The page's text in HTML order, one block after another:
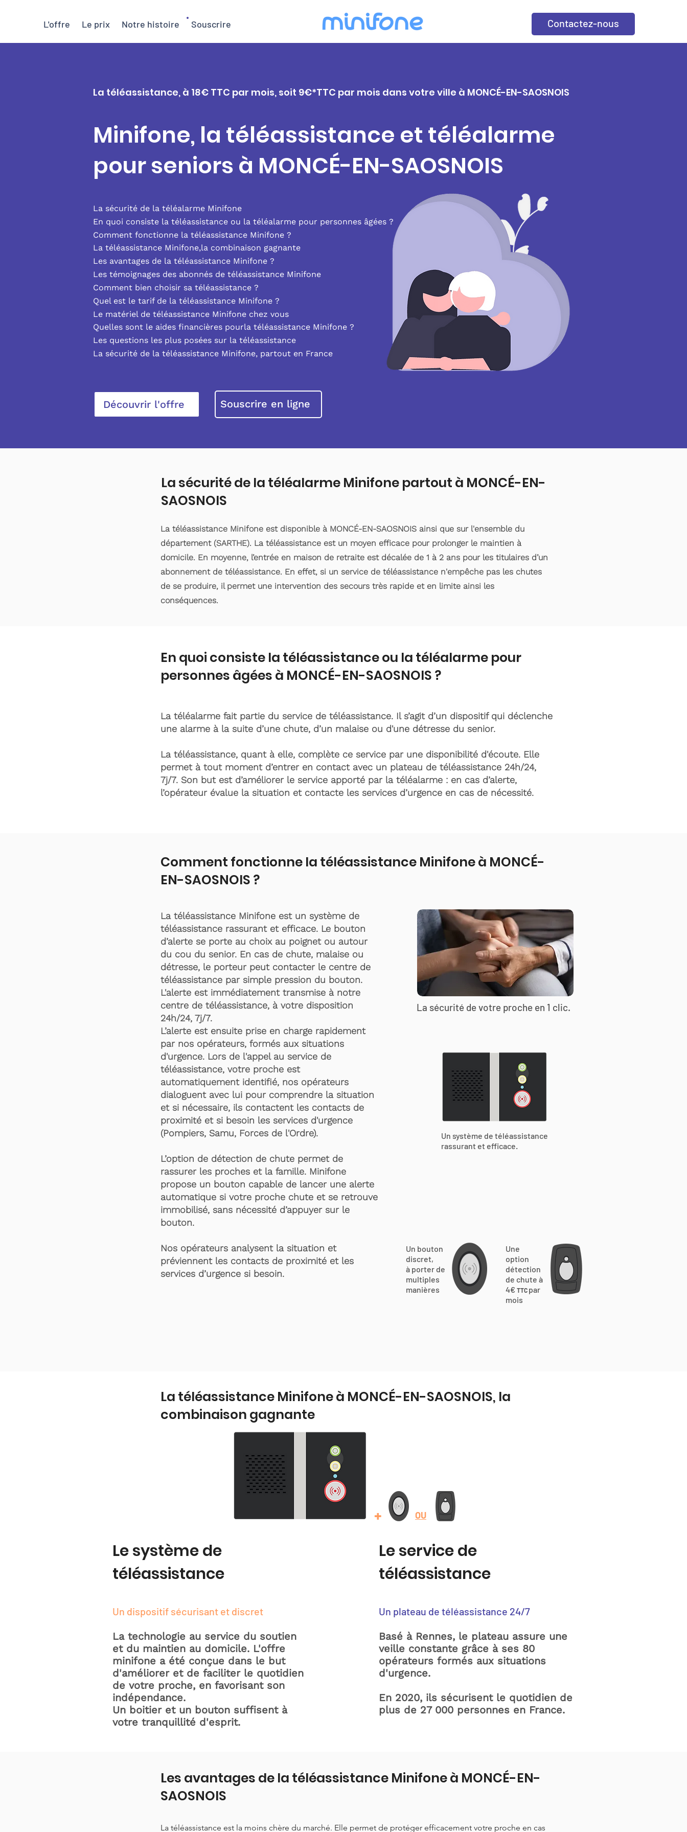
L'offre Le prix Notre histoire Souscrire Contactez-nous
La téléassistance, à 18€ TTC par mois, soit 9€*TTC par mois dans votre ville à MONCÉ-EN-SAOSNOIS
Minifone, la téléassistance et téléalarme
pour seniors à MONCÉ-EN-SAOSNOIS
La sécurité de la téléalarme Minifone
En quoi consiste la téléassistance ou la téléalarme pour personnes âgées ?
Comment fonctionne la téléassistance Minifone ?
La téléassistance Minifone,la combinaison gagnante
Les avantages de la téléassistance Minifone ?
Les témoignages des abonnés de téléassistance Minifone
Comment bien choisir sa téléassistance ?
Quel est le tarif de la téléassistance Minifone ?
Le matériel de téléassistance Minifone chez vous
Quelles sont le aides financières pourla téléassistance Minifone ?
Les questions les plus posées sur la téléassistance
La sécurité de la téléassistance Minifone, partout en France
Découvrir l'offre Souscrire en ligne
La sécurité de la téléalarme Minifone partout à MONCÉ-EN-
SAOSNOIS
La téléassistance Minifone est disponible à MONCÉ-EN-SAOSNOIS ainsi que sur l'ensemble du
département (SARTHE). La téléassistance est un moyen efficace pour prolonger le maintien à
domicile. En moyenne, l’entrée en maison de retraite est décalée de 1 à 2 ans pour les titulaires d’un
abonnement de téléassistance. En effet, si un service de téléassistance n'empêche pas les chutes
de se produire, il permet une intervention des secours très rapide et en limite ainsi les
conséquences.
En quoi consiste la téléassistance ou la téléalarme pour
personnes âgées à MONCÉ-EN-SAOSNOIS ?
La téléalarme fait partie du service de téléassistance. Il s’agit d’un dispositif qui déclenche
une alarme à la suite d’une chute, d’un malaise ou d'une détresse du senior.
La téléassistance, quant à elle, complète ce service par une disponibilité d'écoute. Elle
permet à tout moment d’entrer en contact avec un plateau de téléassistance 24h/24,
7j/7. Son but est d’améliorer le service apporté par la téléalarme : en cas d’alerte,
l’opérateur évalue la situation et contacte les services d’urgence en cas de nécessité.
Comment fonctionne la téléassistance Minifone à MONCÉ-
EN-SAOSNOIS ?
La téléassistance Minifone est un système de
téléassistance rassurant et efficace. Le bouton
d’alerte se porte au choix au poignet ou autour
du cou du senior. En cas de chute, malaise ou
détresse, le porteur peut contacter le centre de
téléassistance par simple pression du bouton.
L'alerte est immédiatement transmise à notre
centre de téléassistance, à votre disposition
24h/24, 7j/7.
L’alerte est ensuite prise en charge rapidement
par nos opérateurs, formés aux situations
d'urgence. Lors de l'appel au service de
téléassistance, votre proche est
automatiquement identifié, nos opérateurs
dialoguent avec lui pour comprendre la situation
et si nécessaire, ils contactent les contacts de
proximité et si besoin les services d'urgence
(Pompiers, Samu, Forces de l'Ordre).
L’option de détection de chute permet de
rassurer les proches et la famille. Minifone
propose un bouton capable de lancer une alerte
automatique si votre proche chute et se retrouve
immobilisé, sans nécessité d’appuyer sur le
bouton.
Nos opérateurs analysent la situation et
préviennent les contacts de proximité et les
services d’urgence si besoin.
La sécurité de votre proche en 1 clic.
Un système de téléassistance
rassurant et efficace.
Un bouton
discret,
à porter de
multiples
manières
Une
option
détection
de chute à
4€ TTC par
mois
La téléassistance Minifone à MONCÉ-EN-SAOSNOIS, la
combinaison gagnante
Le système de
téléassistance
Un dispositif sécurisant et discret
La technologie au service du soutien
et du maintien au domicile. L'offre
minifone a été conçue dans le but
d'améliorer et de faciliter le quotidien
de votre proche, en favorisant son
indépendance.
Un boitier et un bouton suffisent à
votre tranquillité d'esprit.
+ OU
Le service de
téléassistance
Un plateau de téléassistance 24/7
Basé à Rennes, le plateau assure une
veille constante grâce à ses 80
opérateurs formés aux situations
d'urgence.
En 2020, ils sécurisent le quotidien de
plus de 27 000 personnes en France.
Les avantages de la téléassistance Minifone à MONCÉ-EN-
SAOSNOIS
La téléassistance est la moins chère du marché. Elle permet de protéger efficacement votre proche en cas